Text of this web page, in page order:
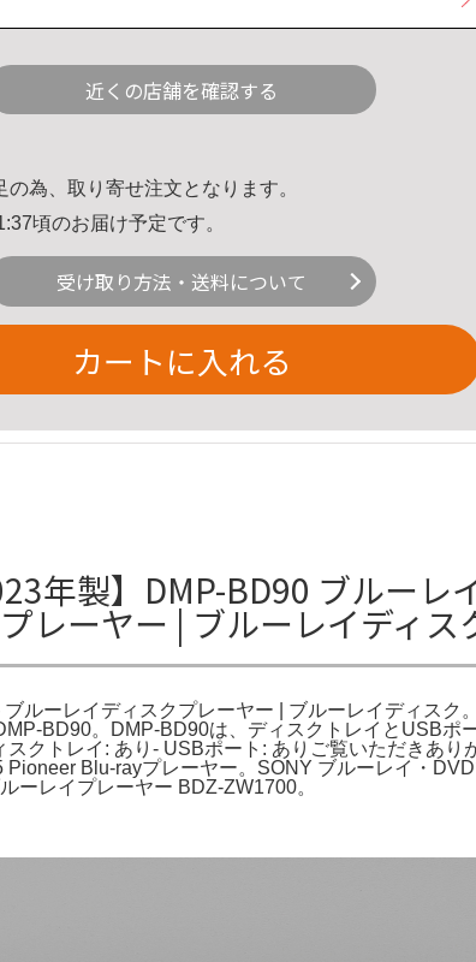
近くの店舗を確認する
の為、取り寄せ注文となります。
頃のお届け予定です。
受け取り方法・送料について
カートに入れる
年製】DMP-BD90 ブルー
レーヤー | ブルーレイディス
ルーレイディスクプレーヤー | ブルーレイディス
BD90。DMP-BD90は、ディスクトレイとUSB
スクトレイ: あり- USBポート: ありご覧いただきあ
Pioneer Blu-rayプレーヤー。SONY ブルーレイ・
ーレイプレーヤー BDZ-ZW1700。